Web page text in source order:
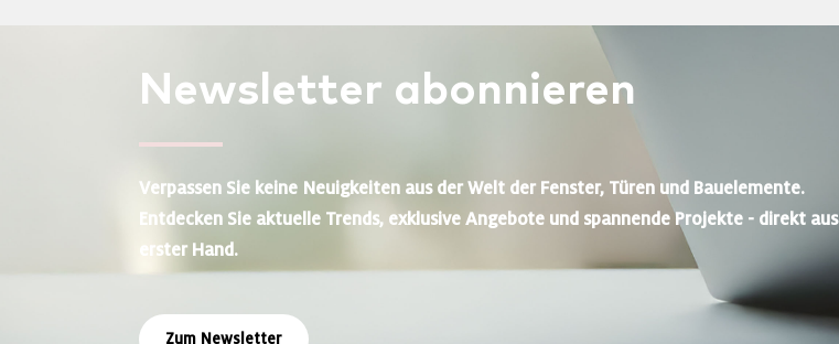
Newsletter abonnieren
Verpassen Sie keine Neuigkeiten aus der Welt der Fenster, Türen und Bauelemente.
Entdecken Sie aktuelle Trends, exklusive Angebote und spannende Projekte - direkt aus
erster Hand.
Zum Newsletter